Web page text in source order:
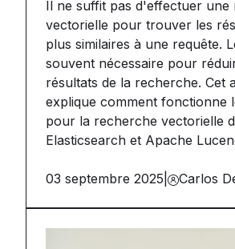
Il ne suffit pas d'effectuer une
vectorielle pour trouver les
plus similaires à une requête.
souvent nécessaire pour
résultats de la recherche. Cet
explique comment fonctionne
pour la recherche vectorielle
Elasticsearch et Apache
03 septembre 2025 Carlos